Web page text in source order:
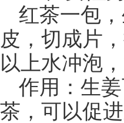
红茶一包
皮，切成片
以上水冲泡
作用：生
茶，可以促